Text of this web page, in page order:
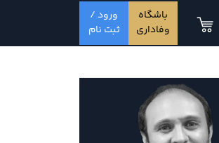
باشگاه
وفاداری
ورود /
ثبت نام